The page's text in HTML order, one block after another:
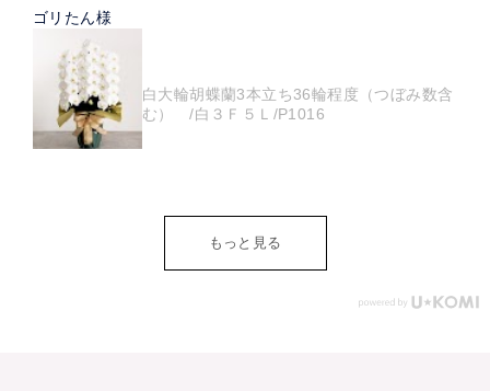
ゴリたん様
白大輪胡蝶蘭3本立ち36輪程度（つぼみ数含
む） /白３Ｆ５Ｌ/P1016
もっと見る